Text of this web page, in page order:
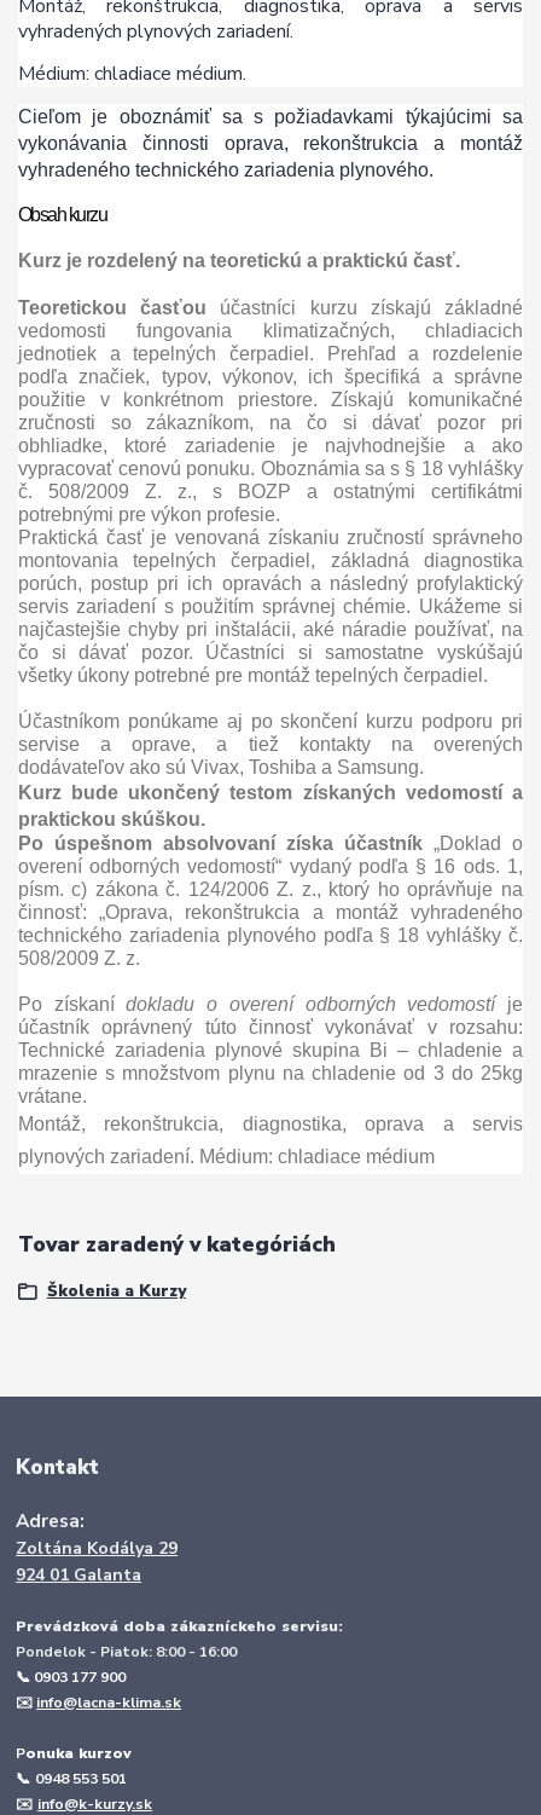
Montáž, rekonštrukcia, diagnostika, oprava a servis
vyhradených plynových zariadení.
Médium: chladiace médium.
Cieľom je oboznámiť sa s požiadavkami týkajúcimi sa
vykonávania činnosti oprava, rekonštrukcia a montáž
vyhradeného technického zariadenia plynového.
Obsah kurzu
Kurz je rozdelený na teoretickú a praktickú časť.
Teoretickou časťou účastníci kurzu získajú základné
vedomosti fungovania klimatizačných, chladiacich
jednotiek a tepelných čerpadiel. Prehľad a rozdelenie
podľa značiek, typov, výkonov, ich špecifiká a správne
použitie v konkrétnom priestore. Získajú komunikačné
zručnosti so zákazníkom, na čo si dávať pozor pri
obhliadke, ktoré zariadenie je najvhodnejšie a ako
vypracovať cenovú ponuku. Oboznámia sa s § 18 vyhlášky
č. 508/2009 Z. z., s BOZP a ostatnými certifikátmi
potrebnými pre výkon profesie.
Praktická časť je venovaná získaniu zručností správneho
montovania tepelných čerpadiel, základná diagnostika
porúch, postup pri ich opravách a následný profylaktický
servis zariadení s použitím správnej chémie. Ukážeme si
najčastejšie chyby pri inštalácii, aké náradie používať, na
čo si dávať pozor. Účastníci si samostatne vyskúšajú
všetky úkony potrebné pre montáž tepelných čerpadiel.
Účastníkom ponúkame aj po skončení kurzu podporu pri
servise a oprave, a tiež kontakty na overených
dodávateľov ako sú Vivax, Toshiba a Samsung.
Kurz bude ukončený testom získaných vedomostí a
praktickou skúškou.
Po úspešnom absolvovaní získa účastník „Doklad o
overení odborných vedomostí“ vydaný podľa § 16 ods. 1,
písm. c) zákona č. 124/2006 Z. z., ktorý ho oprávňuje na
činnosť: „Oprava, rekonštrukcia a montáž vyhradeného
technického zariadenia plynového podľa § 18 vyhlášky č.
508/2009 Z. z.
Po získanídokladu o overení odborných vedomostíje
účastník oprávnený túto činnosť vykonávať v rozsahu:
Technické zariadenia plynové skupina Bi – chladenie a
mrazenie s množstvom plynu na chladenie od 3 do 25kg
vrátane.
Montáž, rekonštrukcia, diagnostika, oprava a servis
plynových zariadení. Médium: chladiace médium
Tovar zaradený v kategóriách
Školenia a Kurzy
Kontakt
Adresa:
Zoltána Kodálya 29
924 01 Galanta
Prevádzková doba zákazníckeho servisu:
Pondelok - Piatok: 8:00 - 16:00
📞 0903 177 900
✉️ info@lacna-klima.sk
Ponuka kurzov
📞 0948 553 501
✉️ info@k-kurzy.sk